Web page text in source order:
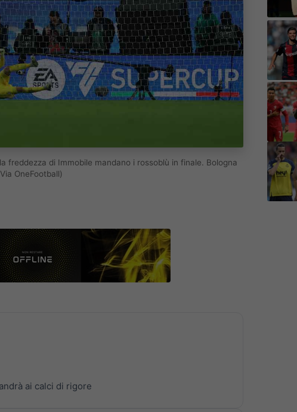
di Immobile mandano i rossoblù in finale. Bologna
OneFootball)
ai calci di rigore